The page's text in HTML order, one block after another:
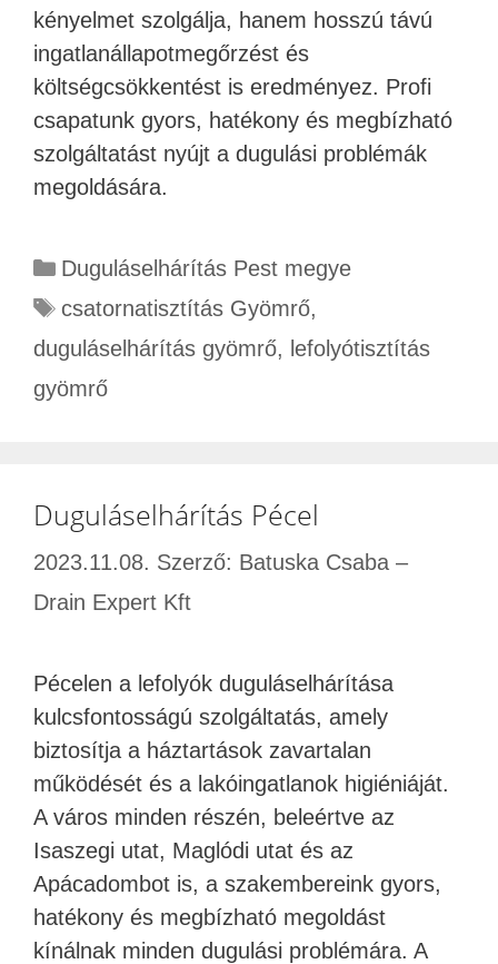
kényelmet szolgálja, hanem hosszú távú
ingatlanállapotmegőrzést és
költségcsökkentést is eredményez. Profi
csapatunk gyors, hatékony és megbízható
szolgáltatást nyújt a dugulási problémák
megoldására.
Duguláselhárítás Pest megye
csatornatisztítás Gyömrő,
duguláselhárítás gyömrő, lefolyótisztítás
gyömrő
Duguláselhárítás Pécel
2023.11.08. Szerző: Batuska Csaba –
Drain Expert Kft
Pécelen a lefolyók duguláselhárítása
kulcsfontosságú szolgáltatás, amely
biztosítja a háztartások zavartalan
működését és a lakóingatlanok higiéniáját.
A város minden részén, beleértve az
Isaszegi utat, Maglódi utat és az
Apácadombot is, a szakembereink gyors,
hatékony és megbízható megoldást
kínálnak minden dugulási problémára. A